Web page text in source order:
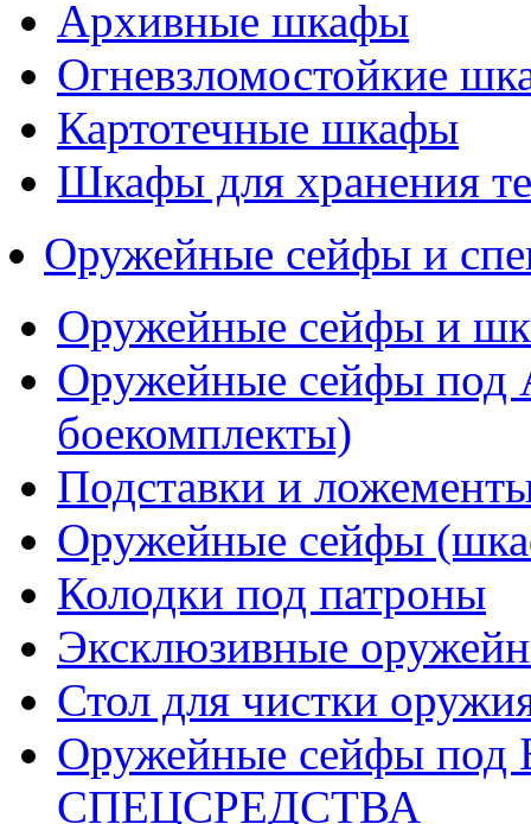
Архивные шкафы
Огневзломостойкие
Картотечные шкафы
Шкафы для хранения
Оружейные сейфы и
Оружейные сейфы и
Оружейные сейфы
боекомплекты)
Подставки и
Оружейные сейфы
Колодки под патроны
Эксклюзивные
Стол для чистки
Оружейные сейфы
СПЕЦСРЕДСТВА